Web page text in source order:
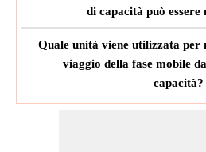
di capacità può essere
Quale unità viene utilizzata per
viaggio della fase mobile
capacità?